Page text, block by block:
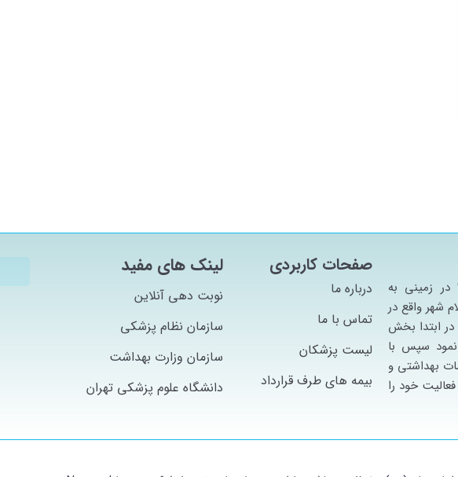
بيمارستان امام زمان در سال 1390 در زميني به
شهر واقع در
ابتدا بخش
نمود سپس با
بهداشتي و
خود را
صفحات کاربردی
درباره ما
تماس با ما
لیست پزشکان
بیمه های طرف قرارداد
لینک های مفید
نوبت دهی آنلاین
سازمان نظام پزشکی
سازمان وزارت بهداشت
دانشگاه علوم پزشکی تهران